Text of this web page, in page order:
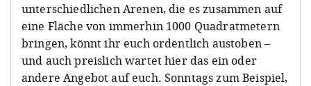
unterschiedlichen Arenen, die es zusammen auf
eine Fläche von immerhin 1000 Quadratmetern
bringen, könnt ihr euch ordentlich austoben –
und auch preislich wartet hier das ein oder
andere Angebot auf euch. Sonntags zum Beispiel,